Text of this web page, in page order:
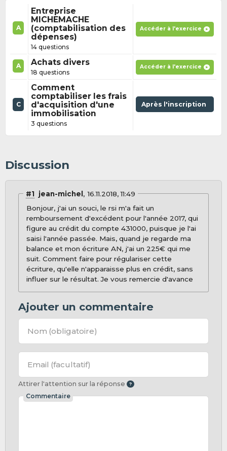
A
Entreprise
MICHEMACHE
(comptabilisation des
dépenses)
14 questions
Accéder à l'exercice
A Achats divers
18 questions
Accéder à l'exercice
C
Comment
comptabiliser les frais
d'acquisition d'une
immobilisation
3 questions
Après l'inscription
Discussion
#1 jean-michel
16.11.2018, 11:49
Bonjour, j'ai un souci, le rsi m'a fait un
remboursement d'excédent pour l'année 2017, qui
figure au crédit du compte 431000, puisque je l'ai
saisi l'année passée. Mais, quand je regarde ma
balance et mon écriture AN, j'ai un 225€ qui me
suit. Comment faire pour régulariser cette
écriture, qu'elle n'apparaisse plus en crédit, sans
influer sur le résultat. Je vous remercie d'avance
Ajouter un commentaire
Nom (obligatoire)
Email (facultatif)
Attirer l'attention sur la réponse
Commentaire